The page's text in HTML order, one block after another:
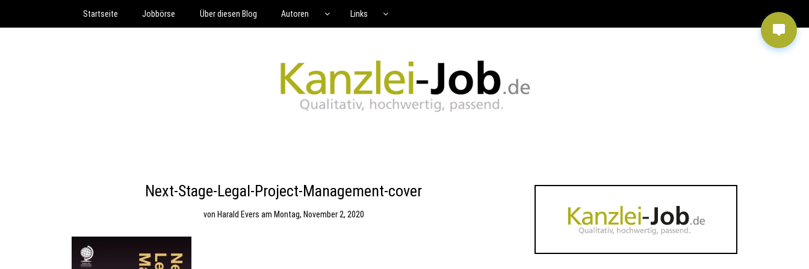
Startseite Jobbörse Über diesen Blog Autoren Links
Next-Stage-Legal-Project-Management-cover
von Harald Evers am Montag, November 2, 2020